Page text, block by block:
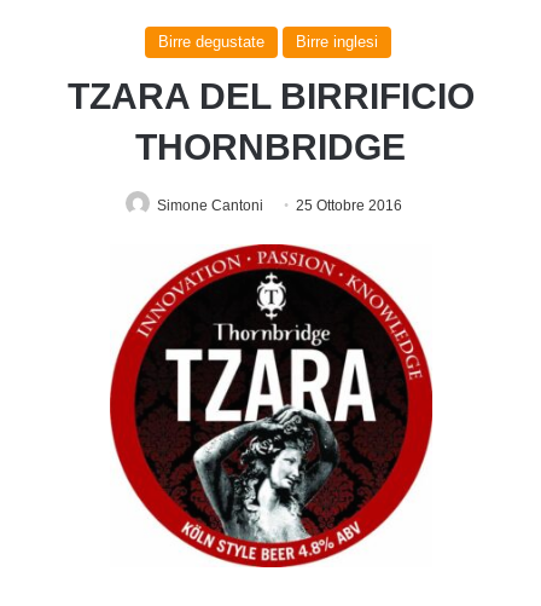
Birre degustate Birre inglesi
TZARA DEL BIRRIFICIO
THORNBRIDGE
Simone Cantoni 25 Ottobre 2016